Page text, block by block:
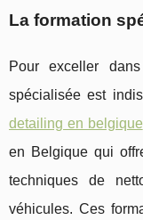
La formation
Pour exceller
spécialisée est
detailing en belgique
en Belgique qui
techniques de
véhicules. Ces